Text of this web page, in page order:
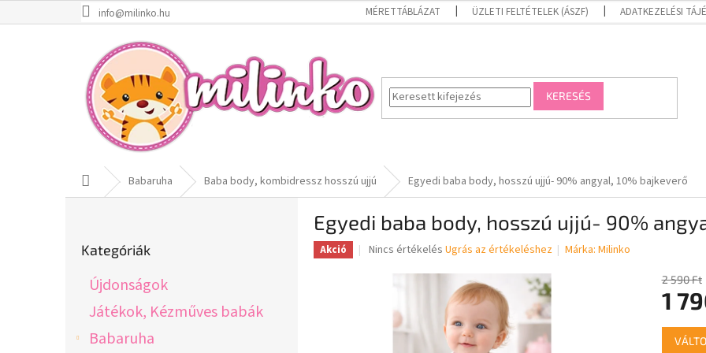
a
info@milinko.hu MÉRETTÁBLÁZAT ÜZLETI FELTÉTELEK (ÁSZF) ADATKEZELÉSI
KERESÉS
KezdőlapBabaruha Baba body, kombidressz hosszú ujjú Egyedi baba body, hosszú ujjú- 90% angyal, 10% bajkeverő
átugrása
Kategóriák
Újdonságok
Játékok, Kézműves babák
Babaruha
Egyedi baba body, hosszú ujjú- 90%
Akció
A
Nincs értékelés Ugrás az értékeléshez Márka:Milinko
2 590 Ft
1